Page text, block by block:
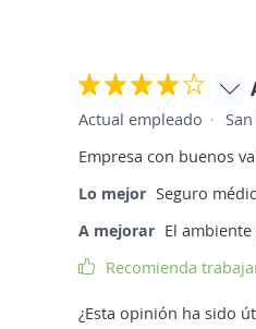
Actual empleado
Empresa con buenos
Lo mejor Seguro
A mejorar El
Recomienda
¿Esta opinión ha sido